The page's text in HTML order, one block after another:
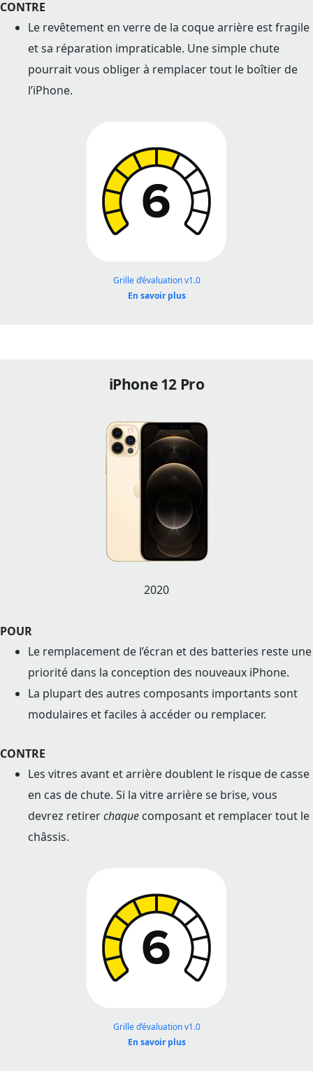
CONTRE
Le revêtement en verre de la coque arrière est fragile
et sa réparation impraticable. Une simple chute
pourrait vous obliger à remplacer tout le boîtier de
l’iPhone.
Grille d’évaluation v1.0
En savoir plus
iPhone 12 Pro
2020
POUR
Le remplacement de l’écran et des batteries reste une
priorité dans la conception des nouveaux iPhone.
La plupart des autres composants importants sont
modulaires et faciles à accéder ou remplacer.
CONTRE
Les vitres avant et arrière doublent le risque de casse
en cas de chute. Si la vitre arrière se brise, vous
devrez retirerchaque composant et remplacer tout le
châssis.
Grille d’évaluation v1.0
En savoir plus